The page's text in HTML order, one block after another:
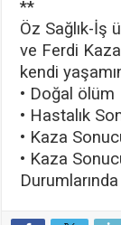
**
Öz Sağlık-İş
ve Ferdi
kendi
• Doğal ölüm
• Hastalık
• Kaza
• Kaza